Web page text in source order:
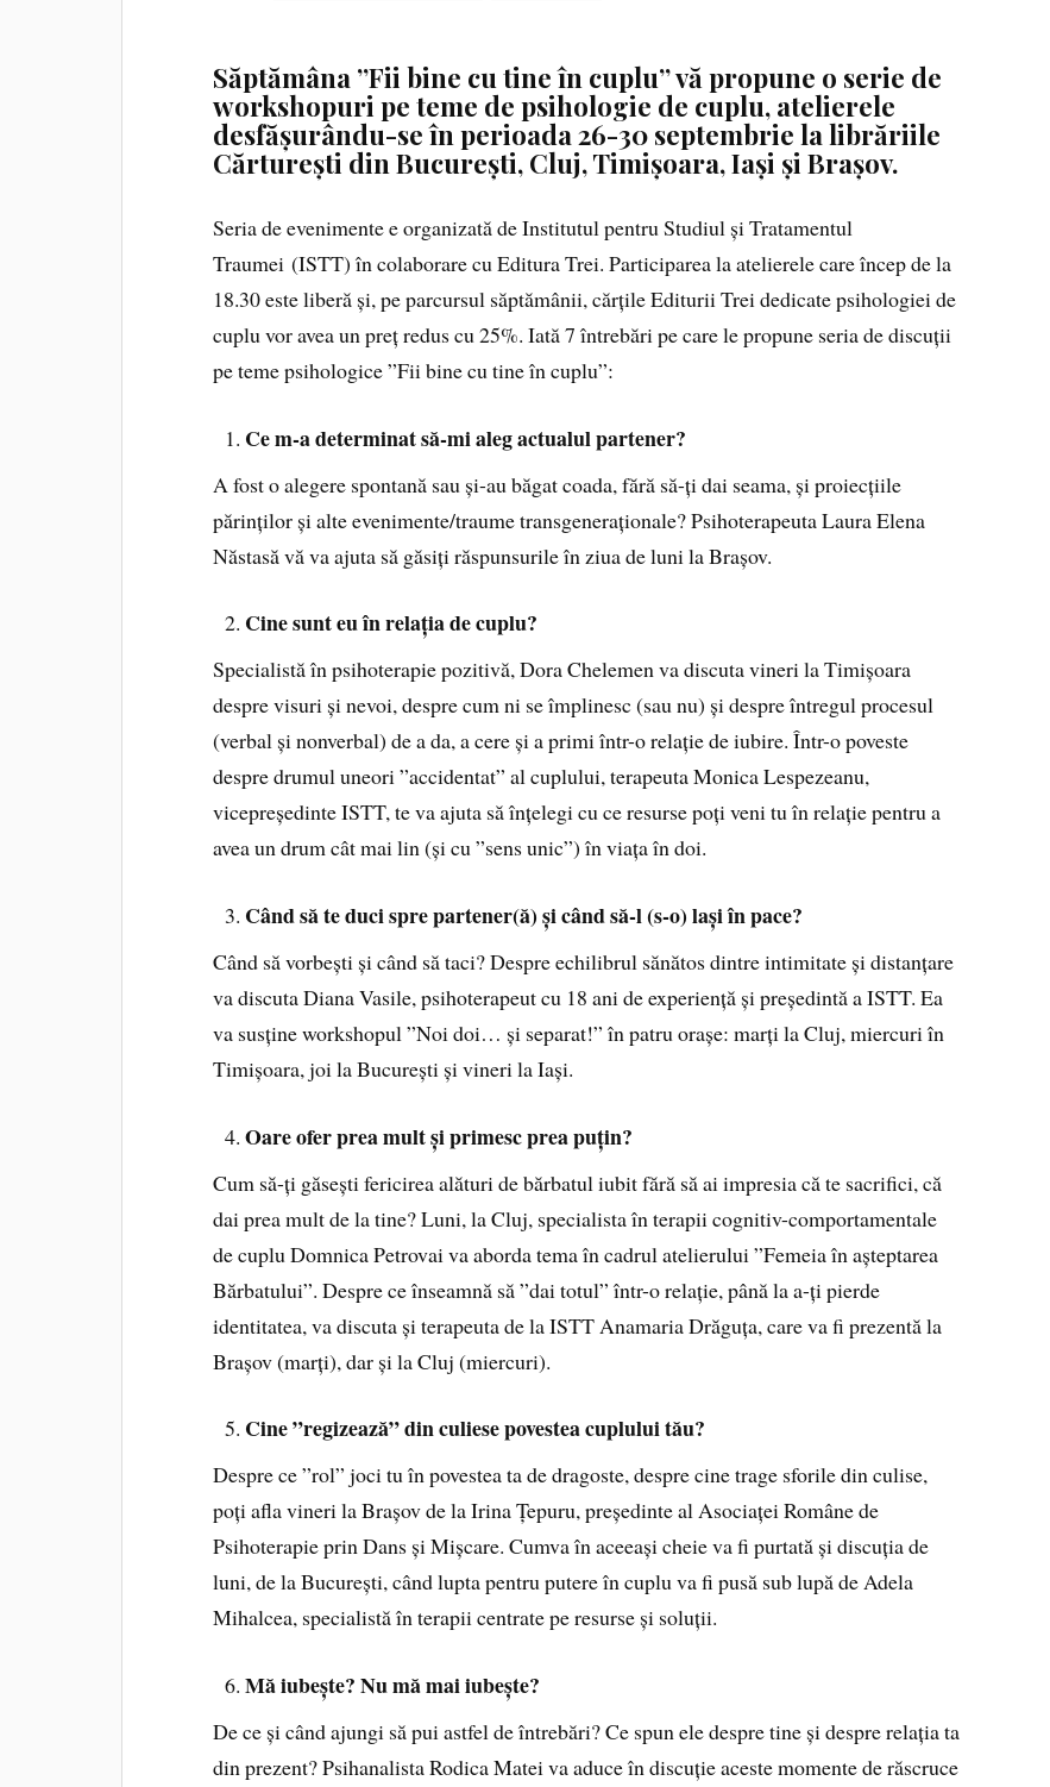
Săptămâna ”Fii bine cu tine în cuplu” vă propune o serie de
workshopuri pe teme de psihologie de cuplu, atelierele
desfășurându-se în perioada 26-30 septembrie la librăriile
Cărturești din București, Cluj, Timișoara, Iași și Brașov.
Seria de evenimente e organizată de Institutul pentru Studiul și Tratamentul
Traumei (ISTT) în colaborare cu Editura Trei. Participarea la atelierele care încep de la
18.30 este liberă și, pe parcursul săptămânii, cărțile Editurii Trei dedicate psihologiei de
cuplu vor avea un preț redus cu 25%. Iată 7 întrebări pe care le propune seria de discuții
pe teme psihologice ”Fii bine cu tine în cuplu”:
Ce m-a determinat să-mi aleg actualul partener?
A fost o alegere spontană sau și-au băgat coada, fără să-ți dai seama, și proiecțiile
părinților și alte evenimente/traume transgeneraționale? Psihoterapeuta Laura Elena
Năstasă vă va ajuta să găsiți răspunsurile în ziua de luni la Brașov.
Cine sunt eu în relația de cuplu?
Specialistă în psihoterapie pozitivă, Dora Chelemen va discuta vineri la Timișoara
despre visuri și nevoi, despre cum ni se împlinesc (sau nu) și despre întregul procesul
(verbal și nonverbal) de a da, a cere și a primi într-o relație de iubire. Într-o poveste
despre drumul uneori ”accidentat” al cuplului, terapeuta Monica Lespezeanu,
vicepreședinte ISTT, te va ajuta să înțelegi cu ce resurse poți veni tu în relație pentru a
avea un drum cât mai lin (și cu ”sens unic”) în viața în doi.
Când să te duci spre partener(ă) și când să-l (s-o) lași în pace?
Când să vorbești și când să taci? Despre echilibrul sănătos dintre intimitate și distanțare
va discuta Diana Vasile, psihoterapeut cu 18 ani de experiență și președintă a ISTT. Ea
va susține workshopul ”Noi doi… și separat!” în patru orașe: marți la Cluj, miercuri în
Timișoara, joi la București și vineri la Iași.
Oare ofer prea mult și primesc prea puțin?
Cum să-ți găsești fericirea alături de bărbatul iubit fără să ai impresia că te sacrifici, că
dai prea mult de la tine? Luni, la Cluj, specialista în terapii cognitiv-comportamentale
de cuplu Domnica Petrovai va aborda tema în cadrul atelierului ”Femeia în așteptarea
Bărbatului”. Despre ce înseamnă să ”dai totul” într-o relație, până la a-ți pierde
identitatea, va discuta și terapeuta de la ISTT Anamaria Drăguța, care va fi prezentă la
Brașov (marți), dar și la Cluj (miercuri).
Cine ”regizează” din culiese povestea cuplului tău?
Despre ce ”rol” joci tu în povestea ta de dragoste, despre cine trage sforile din culise,
poți afla vineri la Brașov de la Irina Țepuru, președinte al Asociaței Române de
Psihoterapie prin Dans și Mișcare. Cumva în aceeași cheie va fi purtată și discuția de
luni, de la București, când lupta pentru putere în cuplu va fi pusă sub lupă de Adela
Mihalcea, specialistă în terapii centrate pe resurse și soluții.
Mă iubește? Nu mă mai iubește?
De ce și când ajungi să pui astfel de întrebări? Ce spun ele despre tine și despre relația ta
din prezent? Psihanalista Rodica Matei va aduce în discuție aceste momente de răscruce